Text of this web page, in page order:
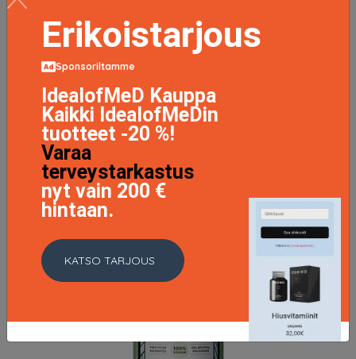
12.5 EUR
Erikoistarjous
Sponsoriltamme
IdealofMeD Kauppa
Kaikki IdealofMeDin
tuotteet -20 %!
Varaa
terveystarkastus
nyt vain 200 €
hintaan.
KATSO TARJOUS